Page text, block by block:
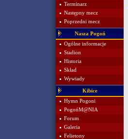
Terminarz
Następny mecz
Poprzedni mecz
Nasza Pogoń
Ogólne informacje
Stadion
Historia
Skład
Wywiady
Kibice
Hymn Pogoni
PogońM@NIA
Forum
Galeria
Felietony